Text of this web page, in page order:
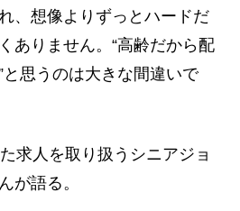
、想像よりずっとハードだ
ありません。“高齢だから配
と思うのは大きな間違いで
求人を取り扱うシニアジョ
が語る。